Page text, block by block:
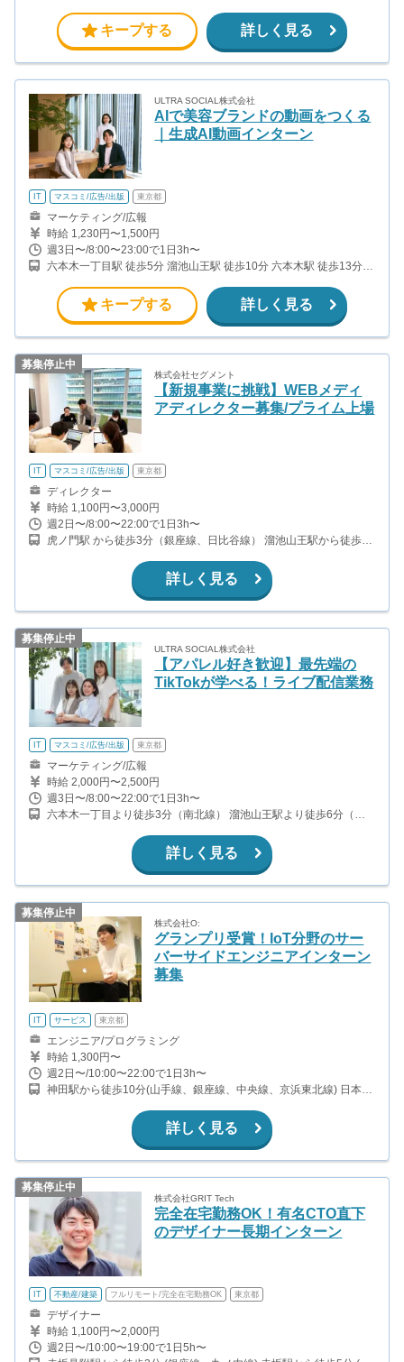
キープする 詳しく見る
ULTRA SOCIAL株式会社
AIで美容ブランドの動画をつくる
｜生成AI動画インターン
IT マスコミ/広告/出版 東京都
マーケティング/広報
時給 1,230円〜1,500円
週3日〜/8:00〜23:00で1日3h〜
六本木一丁目駅 徒歩5分 溜池山王駅 徒歩10分 六本木駅 徒歩13分
キープする 詳しく見る
募集停止中
株式会社セグメント
【新規事業に挑戦】WEBメディ
アディレクター募集/プライム上場
IT マスコミ/広告/出版 東京都
ディレクター
時給 1,100円〜3,000円
週2日〜/8:00〜22:00で1日3h〜
虎ノ門駅 から徒歩3分（銀座線、日比谷線） 溜池山王駅から徒歩5
谷町駅 から徒歩5分（日比谷線）
詳しく見る
募集停止中
ULTRA SOCIAL株式会社
【アパレル好き歓迎】最先端の
TikTokが学べる！ライブ配信業務
IT マスコミ/広告/出版 東京都
マーケティング/広報
時給 2,000円〜2,500円
週3日〜/8:00〜22:00で1日3h〜
六本木一丁目より徒歩3分（南北線） 溜池山王駅より徒歩6分（銀
詳しく見る
募集停止中
株式会社O:
グランプリ受賞！IoT分野のサー
バーサイドエンジニアインターン
募集
IT サービス 東京都
エンジニア/プログラミング
時給 1,300円〜
週2日〜/10:00〜22:00で1日3h〜
神田駅から徒歩10分(山手線、銀座線、中央線、京浜東北線) 日本橋
座線、半蔵門線) 又は溜池山王オフィス(三菱総研内 南北線・銀座
詳しく見る
募集停止中
株式会社GRIT Tech
完全在宅勤務OK！有名CTO直下
のデザイナー長期インターン
IT 不動産/建築 フルリモート/完全在宅勤務OK 東京都
デザイナー
時給 1,100円〜2,000円
週2日〜/10:00〜19:00で1日5h〜